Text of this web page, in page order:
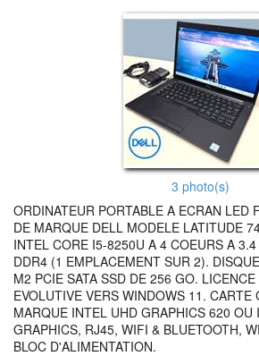
3 photo(s)
ORDINATEUR PORTABLE A ECRAN LED
DE MARQUE DELL MODELE LATITUDE
INTEL CORE I5-8250U A 4 COEURS A
DDR4 (1 EMPLACEMENT SUR 2).
M2 PCIE SATA SSD DE 256 GO.
EVOLUTIVE VERS WINDOWS 11. CARTE
MARQUE INTEL UHD GRAPHICS 620 OU
GRAPHICS, RJ45, WIFI & BLUETOOTH,
BLOC D'ALIMENTATION.